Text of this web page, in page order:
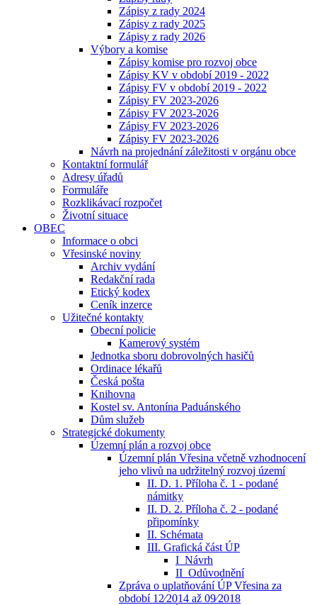
Zápisy z rady 2024
Zápisy z rady 2025
Zápisy z rady 2026
Výbory a komise
Zápisy komise pro rozvoj obce
Zápisy KV v období 2019 - 2022
Zápisy FV v období 2019 - 2022
Zápisy FV 2023-2026
Zápisy FV 2023-2026
Zápisy FV 2023-2026
Zápisy FV 2023-2026
Návrh na projednání záležitosti v orgánu obce
Kontaktní formulář
Adresy úřadů
Formuláře
Rozklikávací rozpočet
Životní situace
OBEC
Informace o obci
Vřesinské noviny
Archiv vydání
Redakční rada
Etický kodex
Ceník inzerce
Užitečné kontakty
Obecní policie
Kamerový systém
Jednotka sboru dobrovolných hasičů
Ordinace lékařů
Česká pošta
Knihovna
Kostel sv. Antonína Paduánského
Dům služeb
Strategické dokumenty
Územní plán a rozvoj obce
Územní plán Vřesina včetně vzhodnocení
jeho vlivů na udržitelný rozvoj území
II. D. 1. Příloha č. 1 - podané
námitky
II. D. 2. Příloha č. 2 - podané
připomínky
II. Schémata
III. Grafická část ÚP
I_Návrh
II_Odůvodnění
Zpráva o uplatňování ÚP Vřesina za
období 12⁄2014 až 09⁄2018